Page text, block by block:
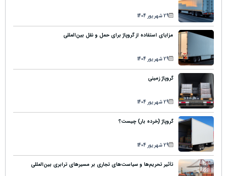
29 شهریور 1404
مزایای استفاده از گروپاژ برای حمل و نقل بین‌المللی
29 شهریور 1404
گروپاژ زمینی
29 شهریور 1404
گروپاژ (خرده بار) چیست؟
29 شهریور 1404
تأثیر تحریم‌ها و سیاست‌های تجاری بر مسیرهای ترابری بین‌المللی